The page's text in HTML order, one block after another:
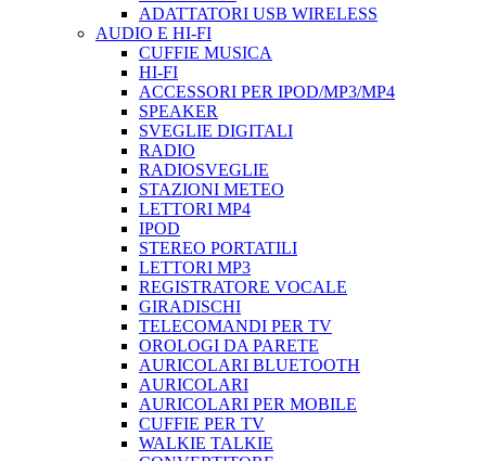
ADATTATORI USB WIRELESS
AUDIO E HI-FI
CUFFIE MUSICA
HI-FI
ACCESSORI PER IPOD/MP3/MP4
SPEAKER
SVEGLIE DIGITALI
RADIO
RADIOSVEGLIE
STAZIONI METEO
LETTORI MP4
IPOD
STEREO PORTATILI
LETTORI MP3
REGISTRATORE VOCALE
GIRADISCHI
TELECOMANDI PER TV
OROLOGI DA PARETE
AURICOLARI BLUETOOTH
AURICOLARI
AURICOLARI PER MOBILE
CUFFIE PER TV
WALKIE TALKIE